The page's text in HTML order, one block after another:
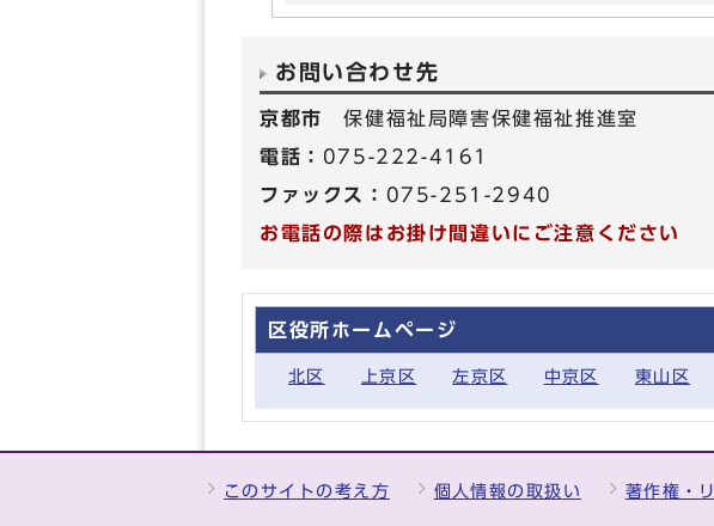
お問い合わせ先
京都市保健福祉局障害保健福祉推進室
電話： 075-222-4161
ファックス： 075-251-2940
お電話の際はお掛け間違いにご注意ください
区役所ホームページ
北区 上京区 左京区 中京区 東山区
このサイトの考え方 個人情報の取扱い 著作権・